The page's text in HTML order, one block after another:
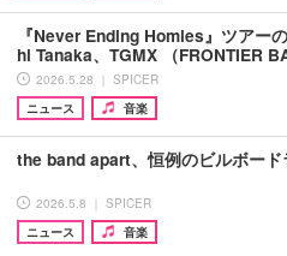
『Never Ending Homies』ツア
hi Tanaka、TGMX （FRONTIER
2026.5.28 ｜ SPICER
ニュース
音楽
the band apart、恒例のビルボード
2026.5.8 ｜ SPICER
ニュース
音楽